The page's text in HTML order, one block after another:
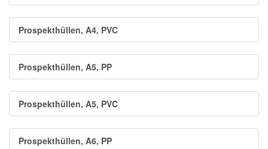
Prospekthüllen, A4, PVC
Prospekthüllen, A5, PP
Prospekthüllen, A5, PVC
Prospekthüllen, A6, PP